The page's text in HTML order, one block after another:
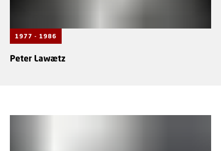
1977 - 1986
Peter Lawætz